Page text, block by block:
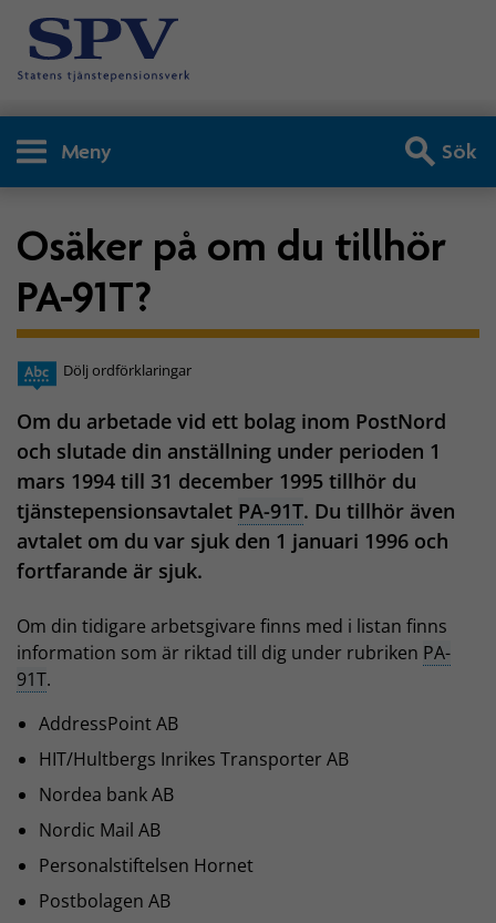
Meny Sök
Osäker på om du tillhör
PA-91T?
Dölj ordförklaringar
Om du arbetade vid ett bolag inom PostNord
och slutade din anställning under perioden 1
mars 1994 till 31 december 1995 tillhör du
tjänstepensionsavtalet PA-91T. Du tillhör även
avtalet om du var sjuk den 1 januari 1996 och
fortfarande är sjuk.
Om din tidigare arbetsgivare finns med i listan finns
information som är riktad till dig under rubriken PA-
91T.
AddressPoint AB
HIT/Hultbergs Inrikes Transporter AB
Nordea bank AB
Nordic Mail AB
Personalstiftelsen Hornet
Postbolagen AB